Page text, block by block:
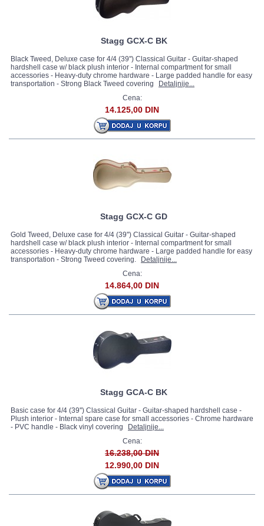
Stagg GCX-C BK
Black Tweed, Deluxe case for 4/4 (39'') Classical Guitar - Guitar-shaped
hardshell case w/ black plush interior - Internal compartment for small
accessories - Heavy-duty chrome hardware - Large padded handle for easy
transportation - Strong Black Tweed covering
Detaljnije...
Cena:
14.125,00 DIN
Stagg GCX-C GD
Gold Tweed, Deluxe case for 4/4 (39'') Classical Guitar - Guitar-shaped
hardshell case w/ black plush interior - Internal compartment for small
accessories - Heavy-duty chrome hardware - Large padded handle for easy
transportation - Strong Tweed covering.
Detaljnije...
Cena:
14.864,00 DIN
Stagg GCA-C BK
Basic case for 4/4 (39'') Classical Guitar - Guitar-shaped hardshell case -
Plush interior - Internal spare case for small accessories - Chrome hardware
- PVC handle - Black vinyl covering
Detaljnije...
Cena:
16.238,00 DIN
12.990,00 DIN